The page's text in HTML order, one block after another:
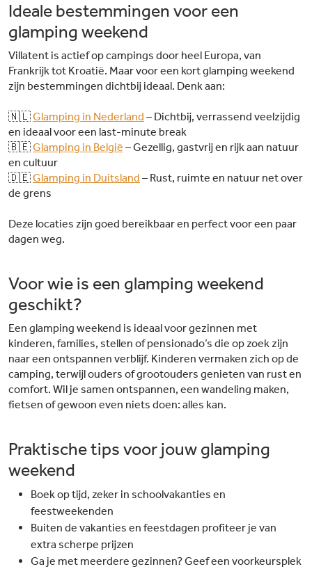
Ideale bestemmingen voor een
glamping weekend
Villatent is actief op campings door heel Europa, van
Frankrijk tot Kroatië. Maar voor een kort glamping weekend
zijn bestemmingen dichtbij ideaal. Denk aan:
🇳🇱Glamping in Nederland – Dichtbij, verrassend veelzijdig
en ideaal voor een last-minute break
🇧🇪Glamping in België – Gezellig, gastvrij en rijk aan natuur
en cultuur
🇩🇪Glamping in Duitsland – Rust, ruimte en natuur net over
de grens
Deze locaties zijn goed bereikbaar en perfect voor een paar
dagen weg.
Voor wie is een glamping weekend
geschikt?
Een glamping weekend is ideaal voor gezinnen met
kinderen, families, stellen of pensionado’s die op zoek zijn
naar een ontspannen verblijf. Kinderen vermaken zich op de
camping, terwijl ouders of grootouders genieten van rust en
comfort. Wil je samen ontspannen, een wandeling maken,
fietsen of gewoon even niets doen: alles kan.
Praktische tips voor jouw glamping
weekend
Boek op tijd, zeker in schoolvakanties en
feestweekenden
Buiten de vakanties en feestdagen profiteer je van
extra scherpe prijzen
Ga je met meerdere gezinnen? Geef een voorkeursplek